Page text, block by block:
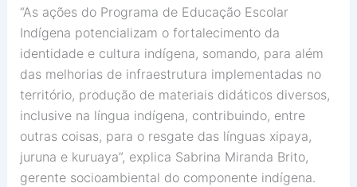
“As ações do Programa de Educação Escolar
Indígena potencializam o fortalecimento da
identidade e cultura indígena, somando, para além
das melhorias de infraestrutura implementadas no
território, produção de materiais didáticos diversos,
inclusive na língua indígena, contribuindo, entre
outras coisas, para o resgate das línguas xipaya,
juruna e kuruaya”, explica Sabrina Miranda Brito,
gerente socioambiental do componente indígena.